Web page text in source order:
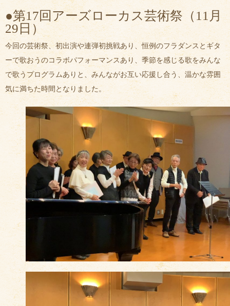
●第17回アーズローカス芸術祭（11月
29日）
今回の芸術祭、初出演や連弾初挑戦あり、恒例のフラダンスとギタ
ーで歌おうのコラボパフォーマンスあり、季節を感じる歌をみんな
で歌うプログラムありと、みんながお互い応援し合う、温かな雰囲
気に満ちた時間となりました。